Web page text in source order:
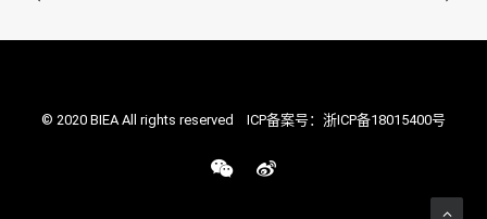
© 2020 BIEA All rights reserved ICP备案号： 浙ICP备18015400号